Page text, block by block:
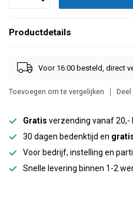
Productdetails
Voor 16:00 besteld, direct
Toevoegen om te vergelijken
Gratis verzending vanaf 20,-
30 dagen bedenktijd en
Voor bedrijf, instelling en
Snelle levering binnen 1-2